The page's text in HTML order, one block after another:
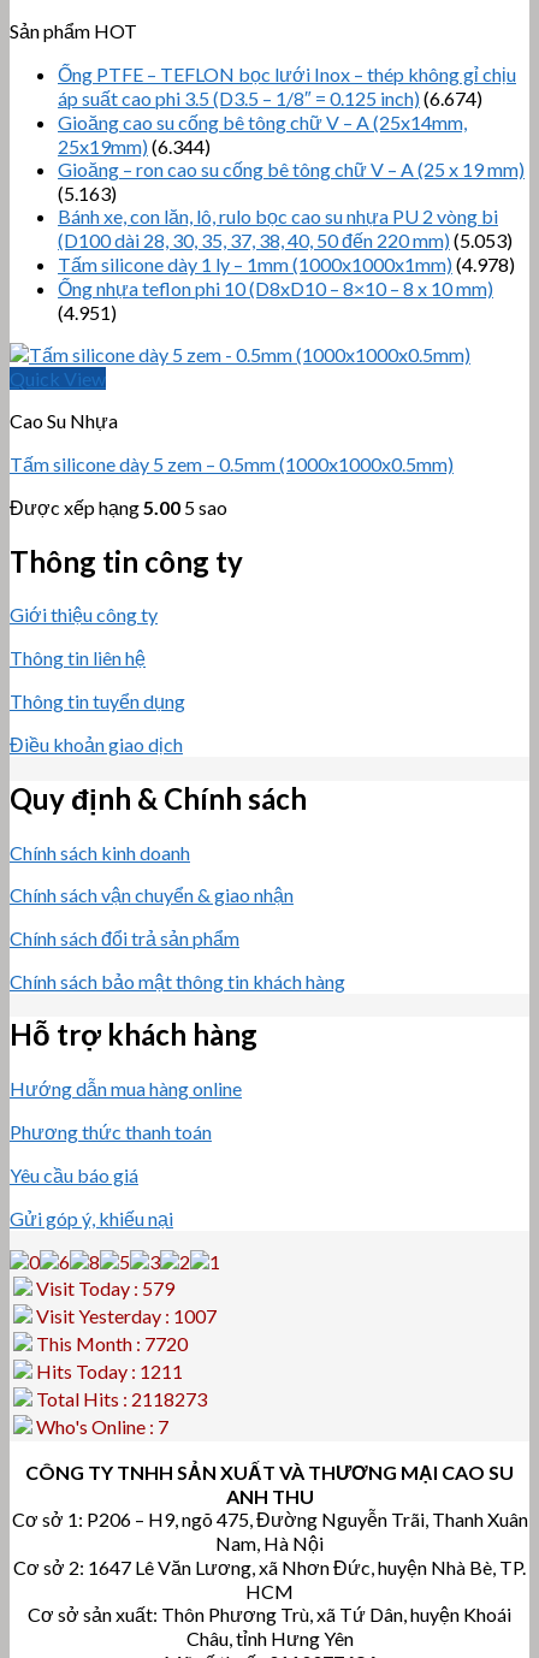
Sản phẩm HOT
Ống PTFE – TEFLON bọc lưới Inox – thép không gỉ chịu
áp suất cao phi 3.5 (D3.5 – 1/8″ = 0.125 inch)(6.674)
Gioăng cao su cống bê tông chữ V – A (25x14mm,
25x19mm)(6.344)
Gioăng – ron cao su cống bê tông chữ V – A (25 x 19 mm)
(5.163)
Bánh xe, con lăn, lô, rulo bọc cao su nhựa PU 2 vòng bi
(D100 dài 28, 30, 35, 37, 38, 40, 50 đến 220 mm)(5.053)
Tấm silicone dày 1 ly – 1mm (1000x1000x1mm)(4.978)
Ống nhựa teflon phi 10 (D8xD10 – 8×10 – 8 x 10 mm)
(4.951)
Quick View
Cao Su Nhựa
Tấm silicone dày 5 zem – 0.5mm (1000x1000x0.5mm)
Được xếp hạng5.00 5 sao
Thông tin công ty
Giới thiệu công ty
Thông tin liên hệ
Thông tin tuyển dụng
Điều khoản giao dịch
Quy định & Chính sách
Chính sách kinh doanh
Chính sách vận chuyển & giao nhận
Chính sách đổi trả sản phẩm
Chính sách bảo mật thông tin khách hàng
Hỗ trợ khách hàng
Hướng dẫn mua hàng online
Phương thức thanh toán
Yêu cầu báo giá
Gửi góp ý, khiếu nại
Visit Today : 579
Visit Yesterday : 1007
This Month : 7720
Hits Today : 1211
Total Hits : 2118273
Who's Online : 7
CÔNG TY TNHH SẢN XUẤT VÀ THƯƠNG MẠI CAO SU
ANH THU
Cơ sở 1: P206 – H9, ngõ 475, Đường Nguyễn Trãi, Thanh Xuân
Nam, Hà Nội
Cơ sở 2: 1647 Lê Văn Lương, xã Nhơn Đức, huyện Nhà Bè, TP.
HCM
Cơ sở sản xuất: Thôn Phương Trù, xã Tứ Dân, huyện Khoái
Châu, tỉnh Hưng Yên